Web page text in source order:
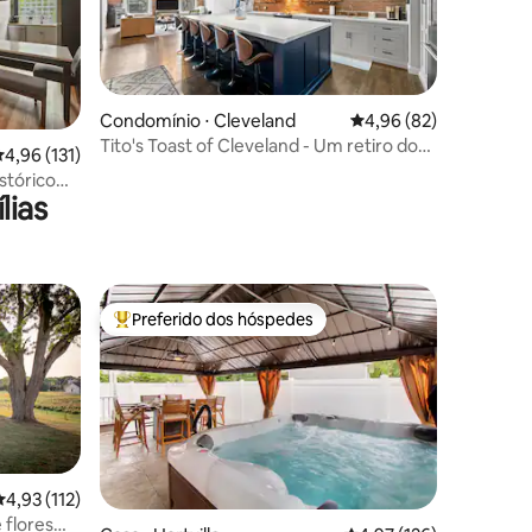
de uma avaliação média de 5, 131 avaliações
4,96 (131)
Condomínio ⋅ Cleveland 4,96 de uma
4,96 (82)
Tito's Toast of Cleveland - Um retiro do
hóspedes
de uma avaliação média de 5, 112 avaliações
4,93 (112)
flores
Entre os melhores preferidos dos hóspedes
Preferido dos hóspedes